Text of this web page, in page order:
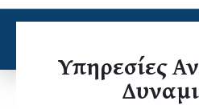
Υπηρεσίες